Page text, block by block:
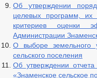
Об утверждении
целевых программ, их
критериев оценки
Администрации
О выборе земельного
сельского поселения
Об утверждении
«Знаменское сельское